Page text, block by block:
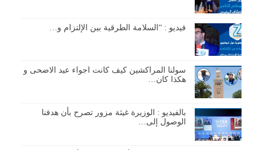
فيديو : “السلامة الطرقية بين الإلتزام و…
سولنا المراكشين كيف كانت اجواء عيد الاضحى و
هكذا كان…
بالفيديو : الوزيرة غيثة مزور تصرح بأن هدفنا
الوصول إلى…